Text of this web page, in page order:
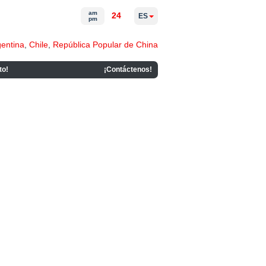
Chile República Popular de China
¡Contáctenos!
am
pm
24 ES